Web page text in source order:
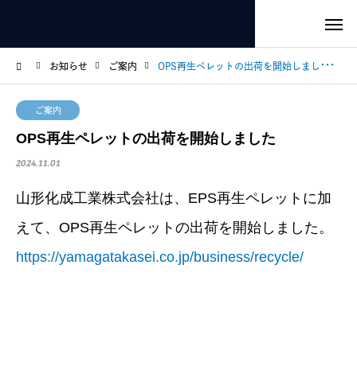
お知らせ ご案内 OPS再生ペレットの出荷を開始しました
ご案内
OPS再生ペレットの出荷を開始しました
2024.11.01
山形化成工業株式会社は、EPS再生ペレットに加
えて、OPS再生ペレットの出荷を開始しました。
https://yamagatakasei.co.jp/business/recycle/